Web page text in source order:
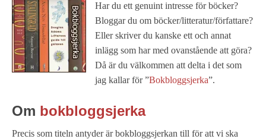
Har du ett genuint intresse för böcker?
Bloggar du om böcker/litteratur/författare?
Eller skriver du kanske ett och annat
inlägg som har med ovanstående att göra?
Då är du välkommen att delta i det som
jag kallar för ”Bokbloggsjerka”.
Om bokbloggsjerka
Precis som titeln antyder är bokbloggsjerkan till för att vi ska